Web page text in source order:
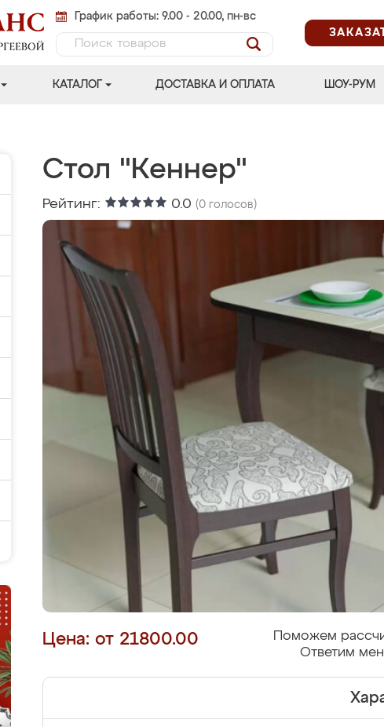
График работы: 9.00 - 20.00, пн-вс
КАТАЛОГ ДОСТАВКА И ОПЛАТА ШОУ-РУМ
Стол "Кеннер"
Рейтинг: 0.0 (0 голосов)
Цена: от 21800.00
Поможем
Ответим